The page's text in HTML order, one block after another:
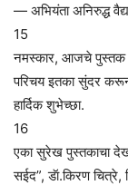
— अभियंता अनिरुद्ध
15
नमस्कार, आजचे पुस्तक
परिचय इतका सुंदर करून
हार्दिक शुभेच्छा.
16
एका सुरेख पुस्तकाचा
सईद”, डॅा.किरण चित्रे,